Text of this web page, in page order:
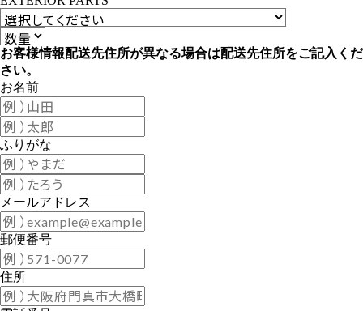
お客様情報配送先住所が異なる場合は配送先住所をご記入くだ
さい。
お名前
ふりがな
メールアドレス
郵便番号
住所